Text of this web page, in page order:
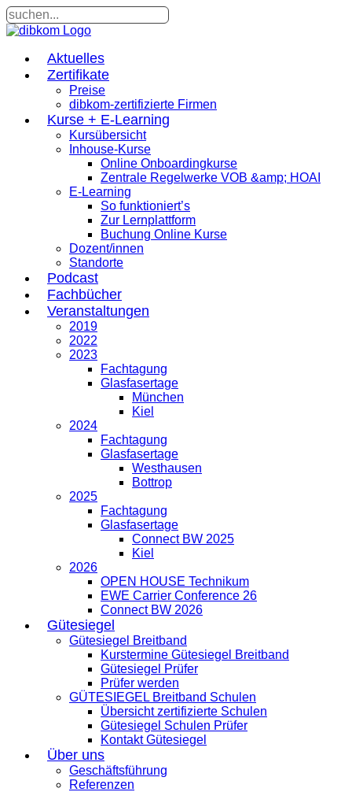
Aktuelles
Zertifikate
Preise
dibkom-zertifizierte Firmen
Kurse + E-Learning
Kursübersicht
Inhouse-Kurse
Online Onboardingkurse
Zentrale Regelwerke VOB &amp; HOAI
E-Learning
So funktioniert’s
Zur Lernplattform
Buchung Online Kurse
Dozent/innen
Standorte
Podcast
Fachbücher
Veranstaltungen
2019
2022
2023
Fachtagung
Glasfasertage
München
Kiel
2024
Fachtagung
Glasfasertage
Westhausen
Bottrop
2025
Fachtagung
Glasfasertage
Connect BW 2025
Kiel
2026
OPEN HOUSE Technikum
EWE Carrier Conference 26
Connect BW 2026
Gütesiegel
Gütesiegel Breitband
Kurstermine Gütesiegel Breitband
Gütesiegel Prüfer
Prüfer werden
GÜTESIEGEL Breitband Schulen
Übersicht zertifizierte Schulen
Gütesiegel Schulen Prüfer
Kontakt Gütesiegel
Über uns
Geschäftsführung
Referenzen